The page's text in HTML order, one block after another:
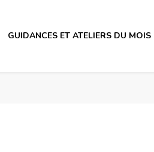
GUIDANCES ET ATELIERS DU MOIS